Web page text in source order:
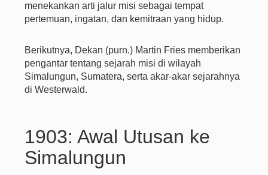
menekankan arti jalur misi sebagai tempat
pertemuan, ingatan, dan kemitraan yang hidup.
Berikutnya, Dekan (purn.) Martin Fries memberikan
pengantar tentang sejarah misi di wilayah
Simalungun, Sumatera, serta akar-akar sejarahnya
di Westerwald.
1903: Awal Utusan ke
Simalungun